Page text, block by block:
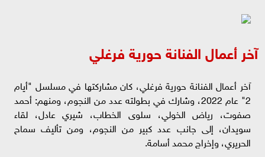
آخر أعمال الفنانة حورية فرغلي
آخر أعمال الفنانة حورية فرغلي، كان مشاركتها في مسلسل "أيام
2" عام 2022، وشارك في بطولته عدد من النجوم، ومنهم: أحمد
صفوت، رياض الخولي، سلوى الخطاب، شيري عادل، لقاء
سويدان، إلى جانب عدد كبير من النجوم، ومن تأليف سماح
الحريري، وإخراج محمد أسامة.